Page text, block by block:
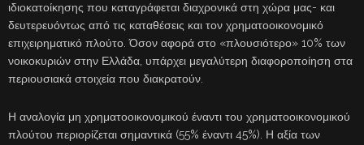
ιδιοκατοίκησης που καταγράφεται διαχρονικά στη χώρα μας- και
δευτερευόντως από τις καταθέσεις και τον χρηματοοικονομικό
επιχειρηματικό πλούτο. Όσον αφορά στο «πλουσιότερο» 10% των
νοικοκυριών στην Ελλάδα, υπάρχει μεγαλύτερη διαφοροποίηση στα
περιουσιακά στοιχεία που διακρατούν.
Η αναλογία μη χρηματοοικονομικού έναντι του χρηματοοικονομικού
πλούτου περιορίζεται σημαντικά (55% έναντι 45%). Η αξία των